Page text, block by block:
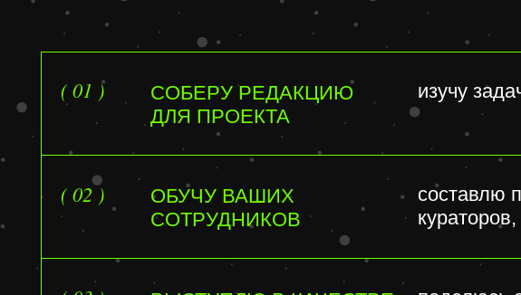
ВЫСТУПЛЮ В КАЧЕСТВЕ поделюсь
( 03 )
ПРОВЕДУ
КОНСУЛЬТАЦИЮ
помогу
новые